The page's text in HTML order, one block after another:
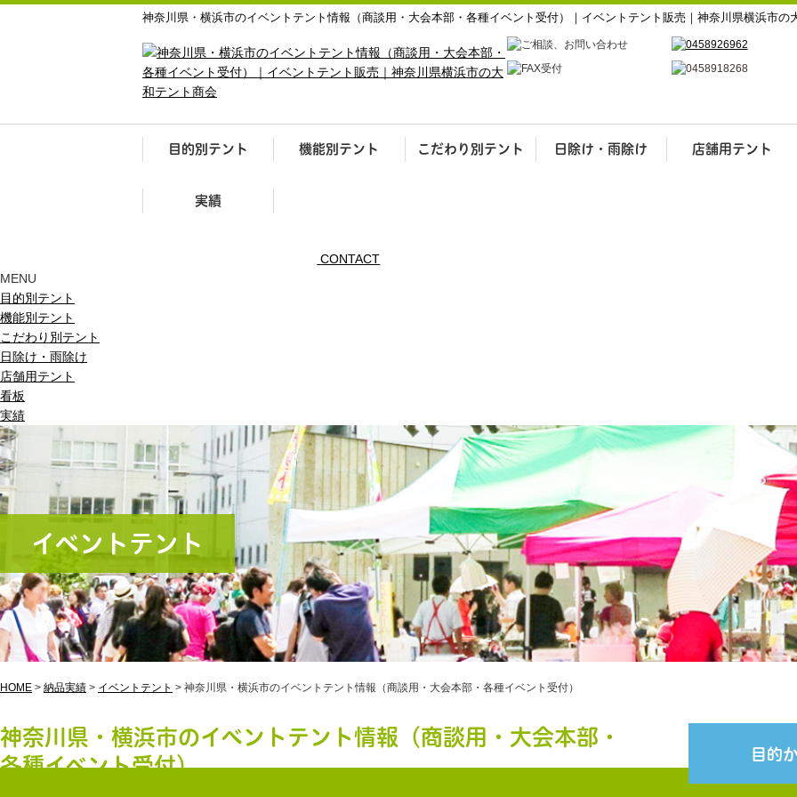
神奈川県・横浜市のイベントテント情報（商談用・大会本部・各種イベント受付）｜イベントテント販売｜神奈川県横浜市の
目的別テント 機能別テント こだわり別テント 日除け・雨除け 店舗用テント
実績
CONTACT
MENU
目的別テント
機能別テント
こだわり別テント
日除け・雨除け
店舗用テント
看板
実績
イベントテント
HOME > 納品実績 > イベントテント > 神奈川県・横浜市のイベントテント情報（商談用・大会本部・各種イベント受付）
神奈川県・横浜市のイベントテント情報（商談用・大会本部・
各種イベント受付）
目的